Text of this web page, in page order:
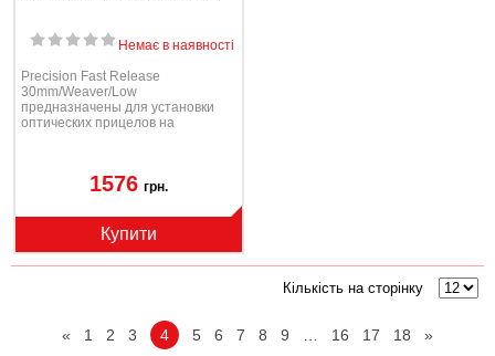
Немає в наявності
Precision Fast Release
30mm/Weaver/Low
предназначены для установки
оптических прицелов на
1576 грн.
Купити
Кількість на сторінку
« 1 2 3 4 5 6 7 8 9 16 17 18 »